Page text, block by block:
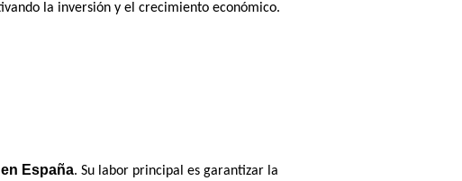
la inversión y el crecimiento económico.
España. Su labor principal es garantizar la